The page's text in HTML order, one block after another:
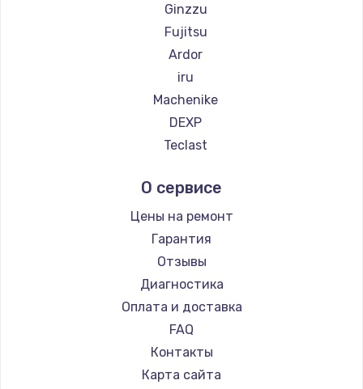
Ремонт подсветки
1200 руб.
Замена электронных компонентов
1900 руб.
Заказать
Установка системы macOS
1000 руб.
Заказать
Замена конденсаторов
2800 руб.
Заказать
Замена кнопок
Ginzzu
Fujitsu
Ardor
iru
Machenike
DEXP
Teclast
Beelink
CHUWI
О сервисе
Цены на ремонт
Гарантия
Отзывы
Диагностика
Оплата и доставка
FAQ
Контакты
Карта сайта